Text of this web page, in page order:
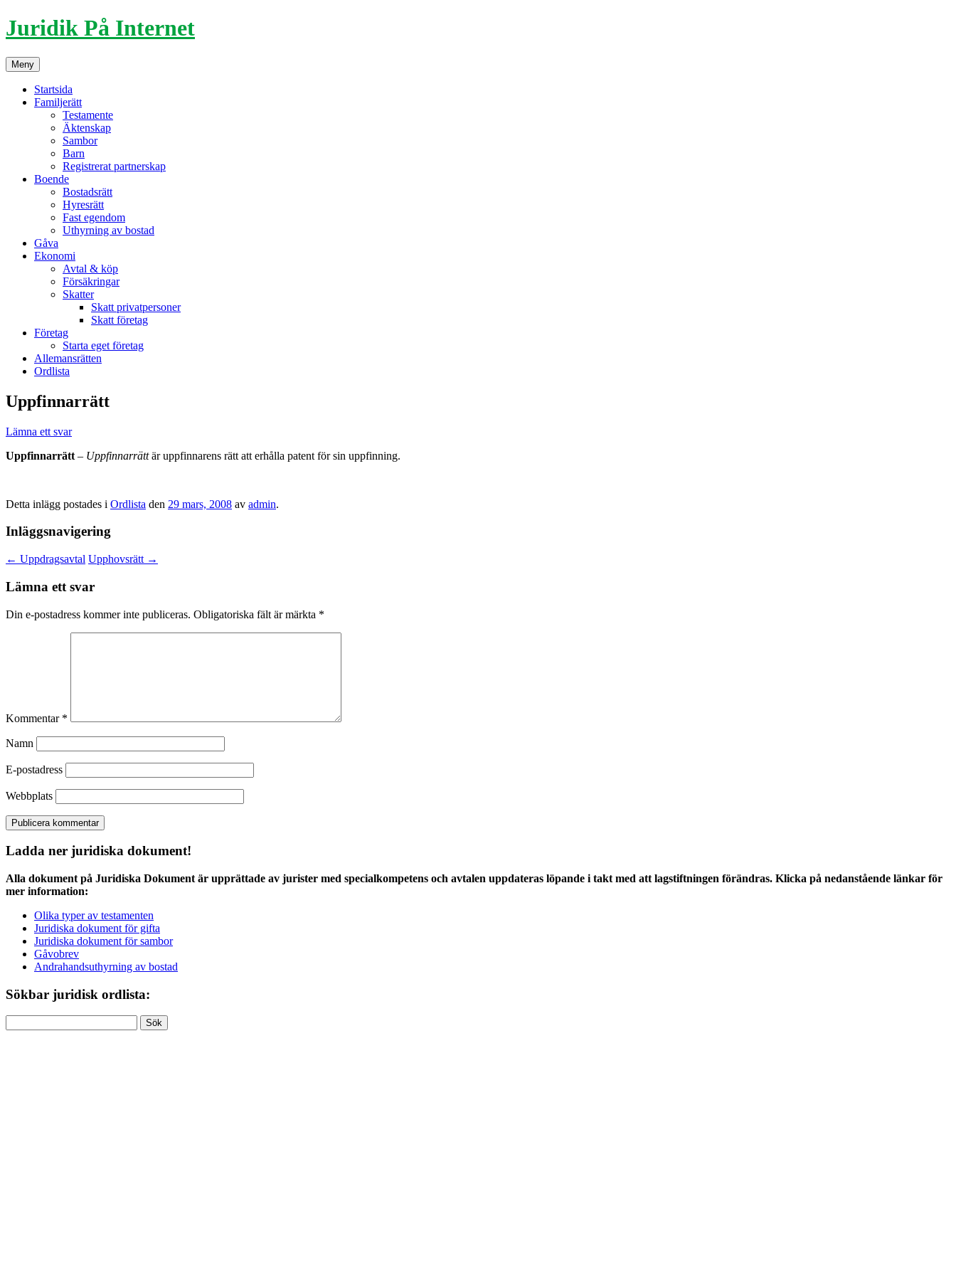
Hoppa
till
Juridik På Internet
Meny
Startsida
Familjerätt
Testamente
Äktenskap
Sambor
Barn
Registrerat partnerskap
Boende
Bostadsrätt
Hyresrätt
Fast egendom
Uthyrning av bostad
Gåva
Ekonomi
Avtal & köp
Försäkringar
Skatter
Skatt privatpersoner
Skatt företag
Företag
Starta eget företag
Allemansrätten
Ordlista
Uppfinnarrätt
Lämna ett svar
Uppfinnarrätt – Uppfinnarrättär uppfinnarens rätt att erhålla patent för sin uppfinning.
Detta inlägg postades i Ordlista den 29 mars, 2008 av admin.
Inläggsnavigering
← Uppdragsavtal Upphovsrätt →
Lämna ett svar
Din e-postadress kommer inte publiceras. Obligatoriska fält är märkta *
Kommentar *
Namn
E-postadress
Webbplats
Ladda ner juridiska dokument!
Alla dokument på Juridiska Dokument är upprättade av jurister med specialkompetens och avtalen uppdateras löpande i takt med att lagstiftningen förändras. Klicka på nedanstående länkar för
mer information:
Olika typer av testamenten
Juridiska dokument för gifta
Juridiska dokument för sambor
Gåvobrev
Andrahandsuthyrning av bostad
Sökbar juridisk ordlista:
efter: